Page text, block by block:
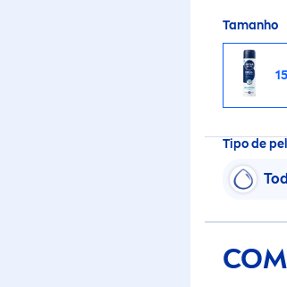
Tamanho
Tipo de